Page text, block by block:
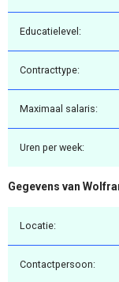
Educatielevel:
Contracttype:
Maximaal salaris:
Uren per week:
Gegevens van
Locatie:
Contactpersoon: